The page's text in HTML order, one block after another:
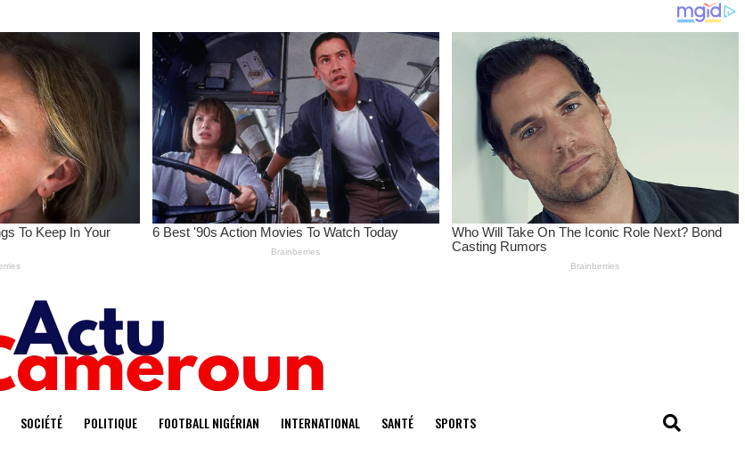
SOCIÉTÉ POLITIQUE FOOTBALL NIGÉRIAN INTERNATIONAL SANTÉ SPORTS